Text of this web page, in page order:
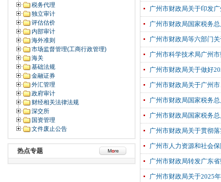
税务代理
独立审计
评估估价
内部审计
海外准则
市场监督管理(工商行政管理)
海关
基础法规
金融证券
外汇管理
政府审计
财经相关法律法规
深交所
国资管理
文件废止公告
热点专题
广州市财政局关于印发
广州市财政局国家税务
广州市财政局等六部门
广州市科学技术局广州
广州市财政局关于做好
广州市财政局关于广州
广州市财政局国家税务
广州市财政局国家税务
广州市财政局关于贯彻
广州市人力资源和社会
广州市财政局转发广东
广州市财政局关于2025